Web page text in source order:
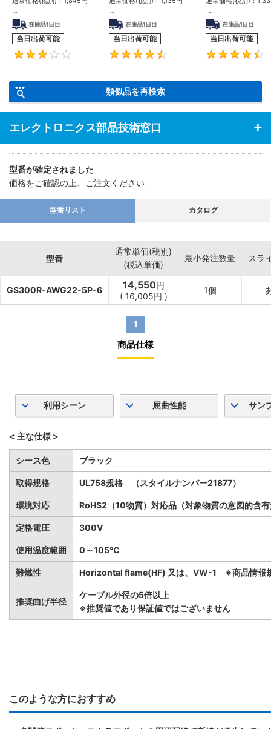
～
在庫品1日目
当日出荷可能
3
～
在庫品1日目
当日出荷可能
4.6
～
在庫品1日目
当日出荷可能
類似品を再検索
エレクトロニクス部品技術窓口
型番が確定されました
価格をご確認の上、ご注文ください
型番リスト カタログ
型番
通常単価(税別)
(税込単価)
最小発注数量 スラ
GS300R-AWG22-5P-6 14,550円
( 16,005円 )
1個
1
商品仕様
利用シーン 屈曲性能 サン
< 主な仕様 >
シース色 ブラック
取得規格 UL758規格 （スタイルナンバー21877）
環境対応 RoHS2（10物質）対応品（対象物質の意図的含
定格電圧 300V
使用温度範囲 0～105℃
難燃性 Horizontal flame(HF) 又は、VW-1 ※商品情報
推奨曲げ半径
ケーブル外径の5倍以上
※推奨値であり保証値ではございません
このような方におすすめ